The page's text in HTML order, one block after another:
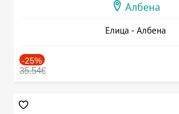
Албена
Елица - Албена
-25%
35.54€